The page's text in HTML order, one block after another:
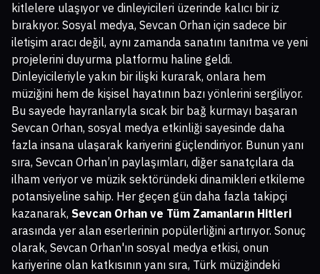
kitlelere ulaşıyor ve dinleyicileri üzerinde kalıcı bir iz
bırakıyor. Sosyal medya, Sevcan Orhan için sadece bir
iletişim aracı değil, aynı zamanda sanatını tanıtma ve yeni
projelerini duyurma platformu haline geldi.
Dinleyicileriyle yakın bir ilişki kurarak, onlara hem
müziğini hem de kişisel hayatının bazı yönlerini sergiliyor.
Bu sayede hayranlarıyla sıcak bir bağ kurmayı başaran
Sevcan Orhan, sosyal medya etkinliği sayesinde daha
fazla insana ulaşarak kariyerini güçlendiriyor. Bunun yanı
sıra, Sevcan Orhan’ın paylaşımları, diğer sanatçılara da
ilham veriyor ve müzik sektöründeki dinamikleri etkileme
potansiyeline sahip. Her geçen gün daha fazla takipçi
kazanarak, Sevcan Orhan ve Tüm Zamanların Hitleri
arasında yer alan eserlerinin popülerliğini artırıyor. Sonuç
olarak, Sevcan Orhan'ın sosyal medya etkisi, onun
kariyerine olan katkısının yanı sıra, Türk müziğindeki